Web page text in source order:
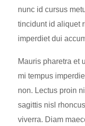
nunc id cursus
tincidunt id aliquet
imperdiet dui
Mauris pharetra et
mi tempus
non. Lectus proin
sagittis nisl
viverra. Diam